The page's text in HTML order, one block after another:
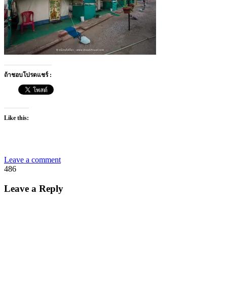
ถ้าชอบโปรดแชร์ :
Like this:
Leave a comment
486
Leave a Reply